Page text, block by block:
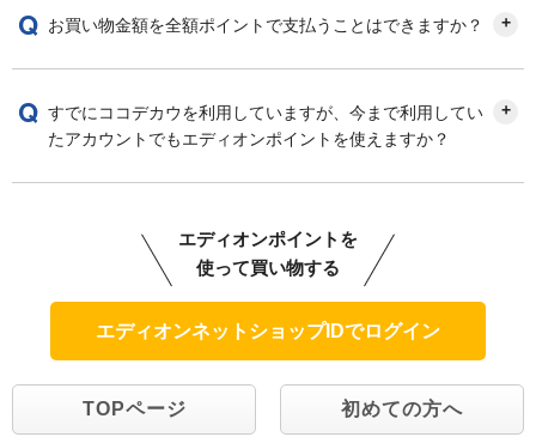
お買い物金額を全額ポイントで支払うことはできますか？
すでにココデカウを利用していますが、今まで利用してい
たアカウントでもエディオンポイントを使えますか？
エディオンポイントを
使って買い物する
TOPページ 初めての方へ